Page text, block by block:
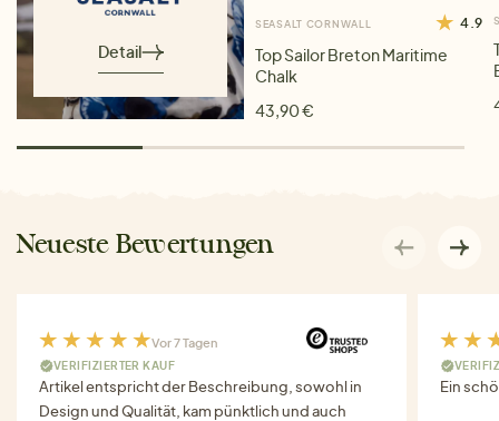
Detail
SEASALT CORNWALL 4.9
Top Sailor Breton Maritime
Chalk
43,90 €
Neueste Bewertungen
Vor 7 Tagen
VERIFIZIERTER KAUF
Artikel entspricht der Beschreibung, sowohl in
Design und Qualität, kam pünktlich und auch
Ein